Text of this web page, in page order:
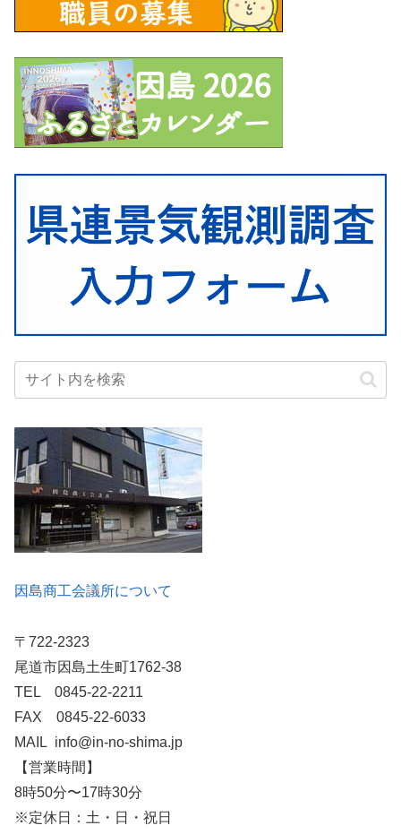
因島商工会議所について
〒722-2323
尾道市因島土生町1762-38
TEL 0845-22-2211
FAX 0845-22-6033
MAIL info@in-no-shima.jp
【営業時間】
8時50分〜17時30分
※定休日：土・日・祝日